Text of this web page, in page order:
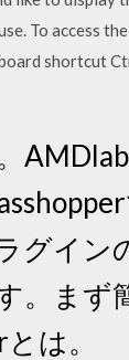
To access
shortcut
AMDlab
グイン
。まず
は。